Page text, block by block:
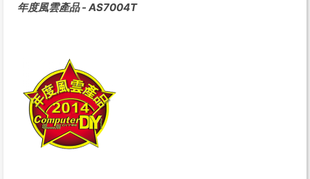
年度風雲產品 - AS7004T